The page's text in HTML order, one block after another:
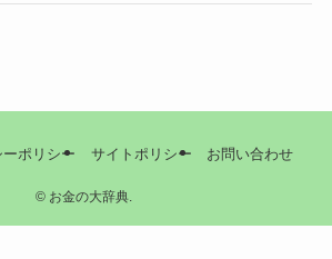
ポリシー サイトポリシー お問い合わせ
©お金の大辞典.